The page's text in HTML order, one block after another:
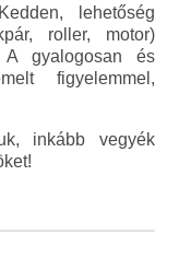
lehetőség
roller, motor)
A gyalogosan és
figyelemmel,
inkább vegyék